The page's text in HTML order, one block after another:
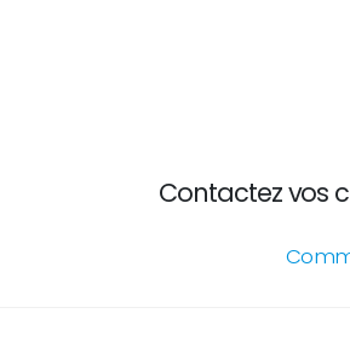
Contactez vos